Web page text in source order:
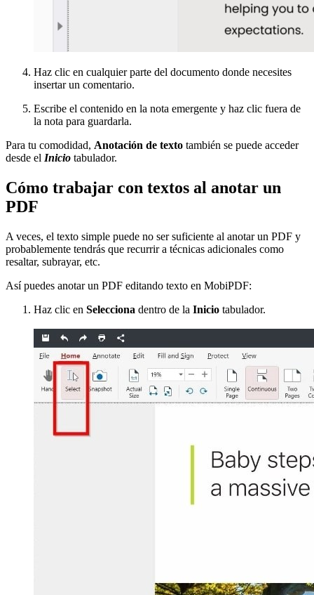
Haz clic en cualquier parte del documento donde necesites
insertar un comentario.
Escribe el contenido en la nota emergente y haz clic fuera de
la nota para guardarla.
Para tu comodidad, Anotación de texto también se puede acceder
desde el Inicio tabulador.
Cómo trabajar con textos al anotar un
PDF
A veces, el texto simple puede no ser suficiente al anotar un PDF y
probablemente tendrás que recurrir a técnicas adicionales como
resaltar, subrayar, etc.
Así puedes anotar un PDF editando texto en MobiPDF:
Haz clic en Selecciona dentro de la Inicio tabulador.